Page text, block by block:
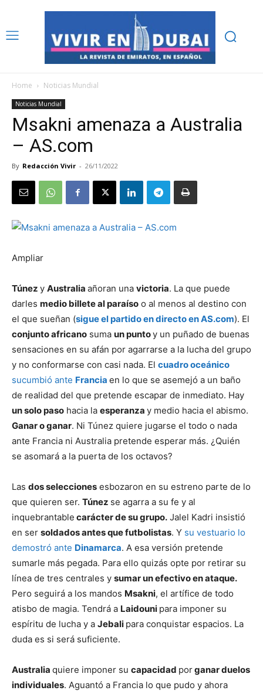
Home Noticias Mundial
Noticias Mundial
Msakni amenaza a Australia
– AS.com
By Redacción Vivir - 26/11/2022
Ampliar
Túnez y Australia añoran una victoria. La que puede
darles medio billete al paraíso o al menos al destino con
el que sueñan (sigue el partido en directo en AS.com). El
conjunto africano suma un puntoy un puñado de buenas
sensaciones en su afán por agarrarse a la lucha del grupo
y no conformarse con casi nada. El cuadro oceánico
sucumbió ante Francia en lo que se asemejó a un baño
de realidad del que pretende escapar de inmediato. Hay
un solo paso hacia la esperanza y medio hacia el abismo.
Ganar o ganar. Ni Túnez quiere jugarse el todo o nada
ante Francia ni Australia pretende esperar más. ¿Quién
se asomará a la puerta de los octavos?
Las dos selecciones esbozaron en su estreno parte de lo
que quieren ser. Túnez se agarra a su fe y al
inquebrantable carácter de su grupo. Jalel Kadri insistió
en ser soldados antes que futbolistas. Y su vestuario lo
demostró ante Dinamarca. A esa versión pretende
sumarle más pegada. Para ello quizás opte por retirar su
línea de tres centrales y sumar un efectivo en ataque.
Pero seguirá a los mandos Msakni, el artífice de todo
atisbo de magia. Tendrá a Laidouni para imponer su
espíritu de lucha y a Jebali para conquistar espacios. La
duda es si será suficiente.
Australia quiere imponer su capacidad porganar duelos
individuales. Aguantó a Francia lo que pudo y ahora